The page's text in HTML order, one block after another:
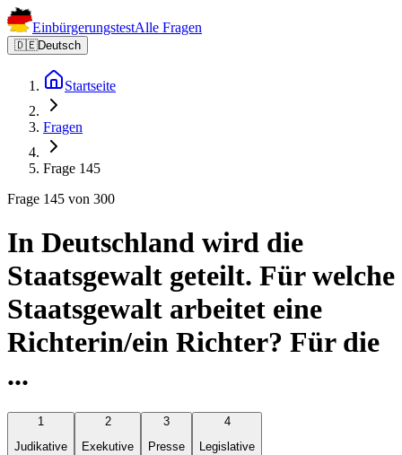
EinbürgerungstestAlle Fragen
🇩🇪Deutsch
Startseite
Fragen
Frage 145
Frage 145 von 300
In Deutschland wird die
Staatsgewalt geteilt. Für welche
Staatsgewalt arbeitet eine
Richterin/ein Richter? Für die
...
1
Judikative
2
Exekutive
3
Presse
4
Legislative